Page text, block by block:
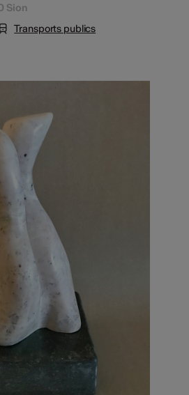
Sion
Transports publics